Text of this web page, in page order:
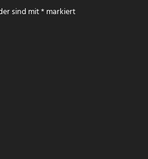
sind mit*markiert